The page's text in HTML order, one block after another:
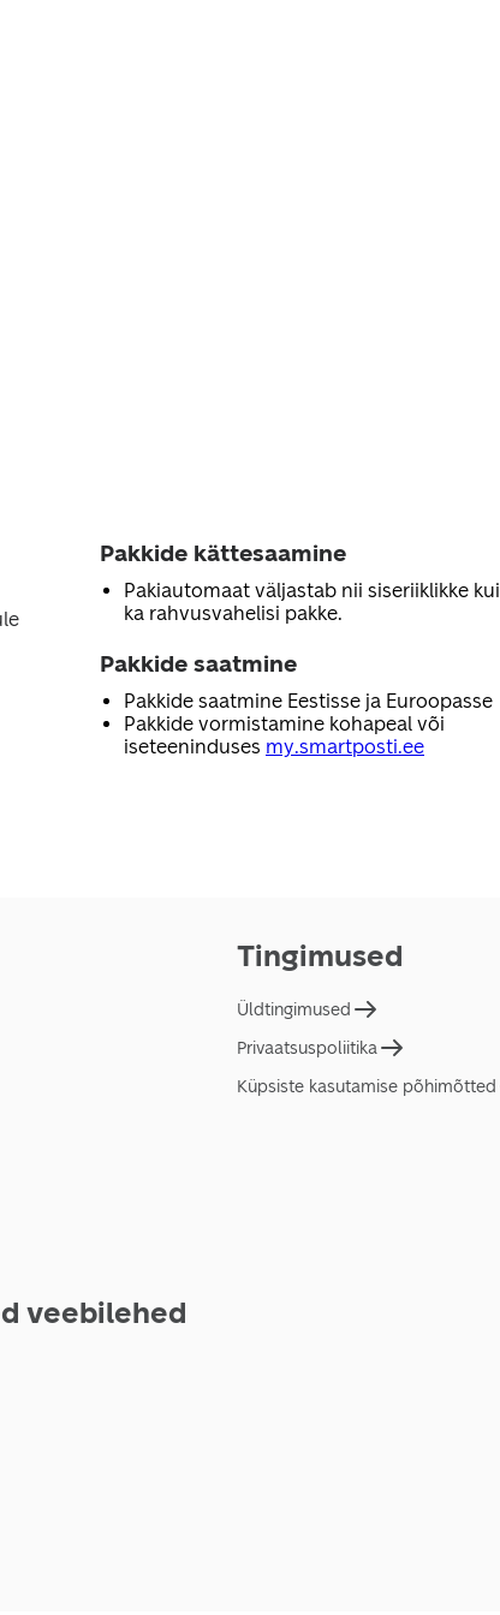
Pakkide kättesaamine
Pakiautomaat väljastab nii siseriiklikke kui
ka rahvusvahelisi pakke.
Pakkide saatmine
Pakkide saatmine Eestisse ja Euroopasse
Pakkide vormistamine kohapeal või
iseteeninduses my.smartposti.ee
Tingimused
Üldtingimused
Privaatsuspoliitika
Küpsiste kasutamise põhimõtted
veebilehed